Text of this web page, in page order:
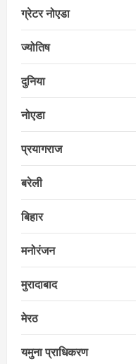
ग्रेटर नोएडा
ज्योतिष
दुनिया
नोएडा
प्रयागराज
बरेली
बिहार
मनोरंजन
मुरादाबाद
मेरठ
यमुना प्राधिकरण